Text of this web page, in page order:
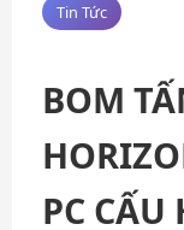
Tin Tức
BOM
PC CẤU